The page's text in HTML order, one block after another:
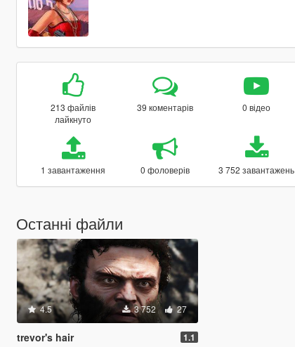
213 файлів
лайкнуто
39 коментарів 0 відео
1 завантаження 0 фоловерів 3 752 завантажень
Останні файли
4.5 3 752 27
trevor's hair 1.1